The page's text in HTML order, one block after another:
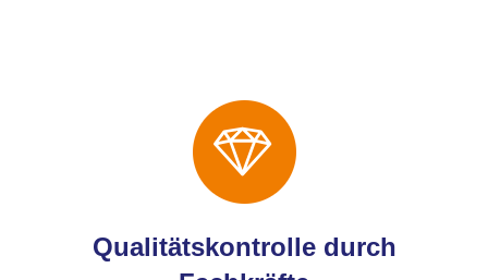
Qualitätskontrolle durch